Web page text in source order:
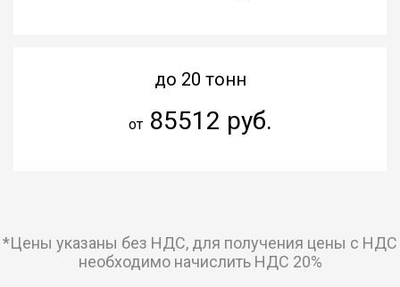
до 20 тонн
от85512 руб.
*Цены указаны без НДС, для получения цены с НДС
необходимо начислить НДС 20%